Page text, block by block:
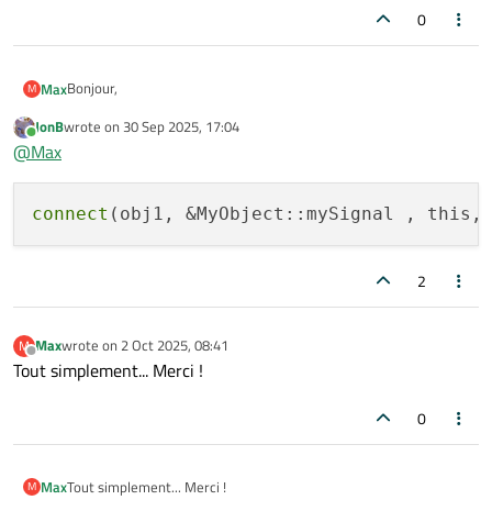
0
M MaxBonjour,
Parmi les signatures de "connect" il y a la suivante :
Comment récupérer la valeur de l'int envoyée par le signal dans
Merci !
Online
JonBwrote on 30 Sep 2025, 17:04
last edited by
@Max
connect (obj1, &MyObject::mySignal ,
2
M
Offline
Maxwrote on 2 Oct 2025, 08:41
last edited by
Tout simplement... Merci !
0
M MaxTout simplement... Merci !